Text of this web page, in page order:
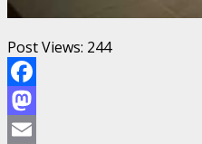
Post Views: 244
Facebook
Mastodon